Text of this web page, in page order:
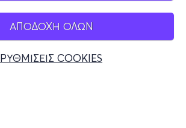
ΑΠΟΔΟΧΗ ΟΛΩΝ
ΡΥΘΜΙΣΕΙΣ COOKIES